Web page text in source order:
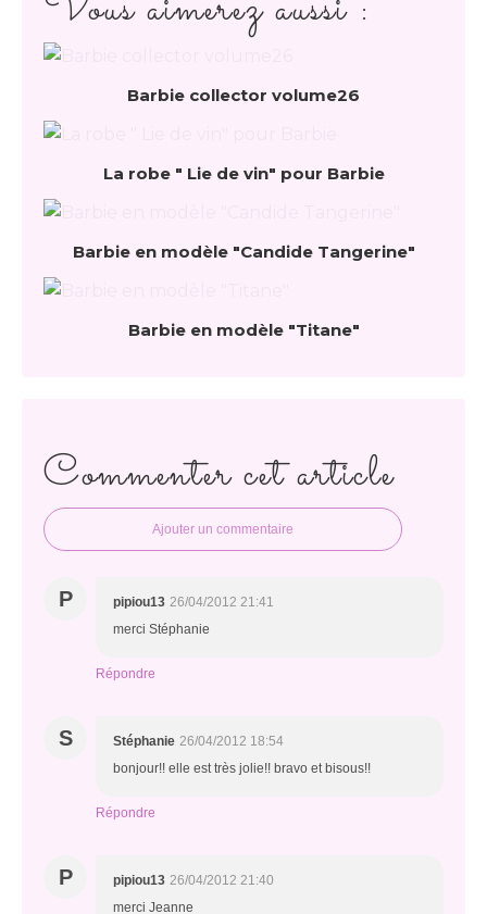
Barbie collector volume26
La robe " Lie de vin" pour Barbie
Barbie en modèle "Candide Tangerine"
Barbie en modèle "Titane"
Commenter cet article
Ajouter un commentaire
P pipiou13 26/04/2012 21:41
merci Stéphanie
Répondre
S Stéphanie 26/04/2012 18:54
bonjour!! elle est très jolie!! bravo et bisous!!
Répondre
P pipiou13 26/04/2012 21:40
merci Jeanne